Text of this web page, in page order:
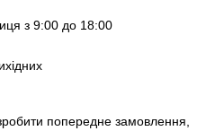
з 9:00 до 18:00
попередне замовлення,